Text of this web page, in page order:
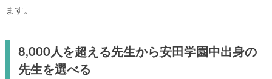
ます。
8,000人を超える先生から安田学園中出身の
先生を選べる